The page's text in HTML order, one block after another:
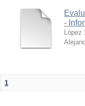
-
López
1